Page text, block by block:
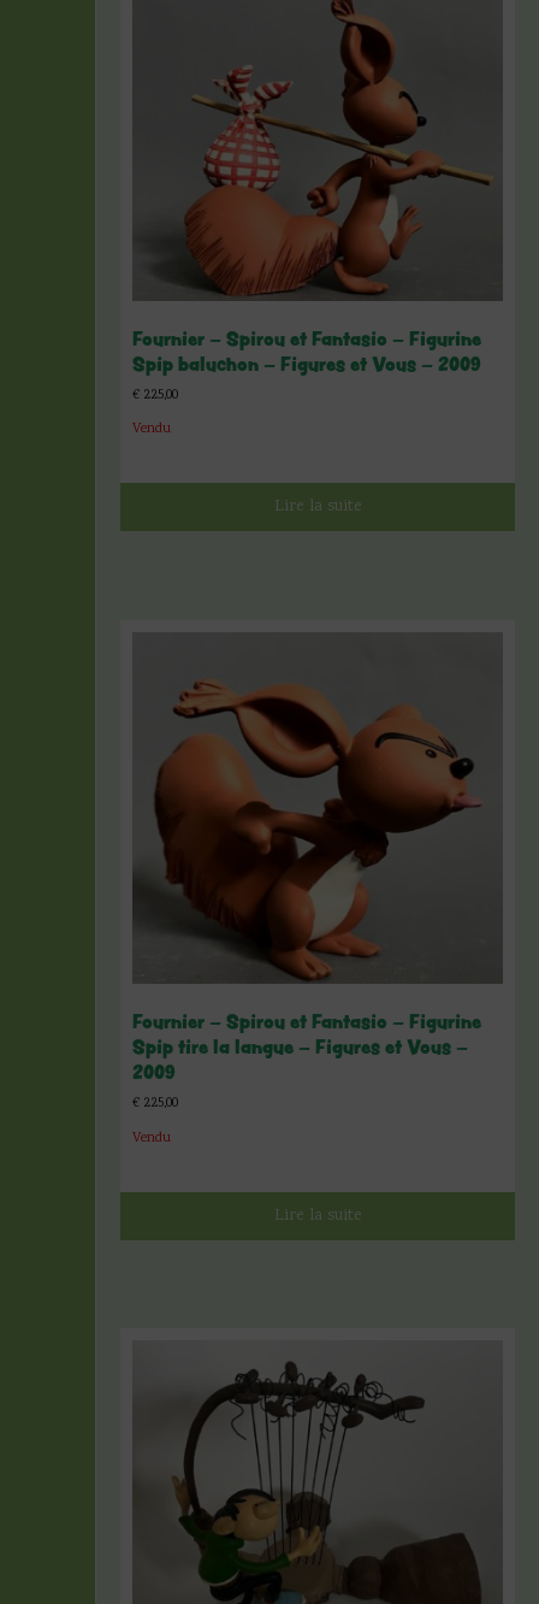
Fournier – Spirou et Fantasio – Figurine
Spip baluchon – Figures et Vous – 2009
€ 225,00
Vendu
Lire la suite
Fournier – Spirou et Fantasio – Figurine
Spip tire la langue – Figures et Vous –
2009
€ 225,00
Vendu
Lire la suite